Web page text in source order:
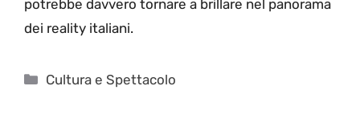
potrebbe davvero tornare a brillare nel panorama
dei reality italiani.
Categorie
Cultura e Spettacolo